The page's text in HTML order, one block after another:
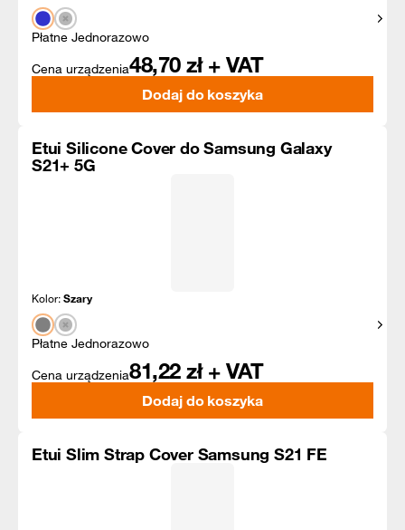
Płatne Jednorazowo
Cena urządzenia48,70 zł + VAT
Dodaj do koszyka
Etui Silicone Cover do Samsung Galaxy
S21+ 5G
Kolor:Szary
Płatne Jednorazowo
Cena urządzenia81,22 zł + VAT
Dodaj do koszyka
Etui Slim Strap Cover Samsung S21 FE